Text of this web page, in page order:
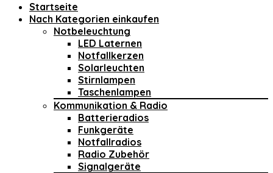
Startseite
Nach Kategorien einkaufen
Notbeleuchtung
LED Laternen
Notfallkerzen
Solarleuchten
Stirnlampen
Taschenlampen
Kommunikation & Radio
Batterieradios
Funkgeräte
Notfallradios
Radio Zubehör
Signalgeräte